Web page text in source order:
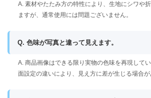
A. 素材やたたみ方の特性により、生地にシワや
ますが、通常使用には問題ございません。
Q. 色味が写真と違って見えます。
A. 商品画像はできる限り実物の色味を再現して
面設定の違いにより、見え方に差が生じる場合が